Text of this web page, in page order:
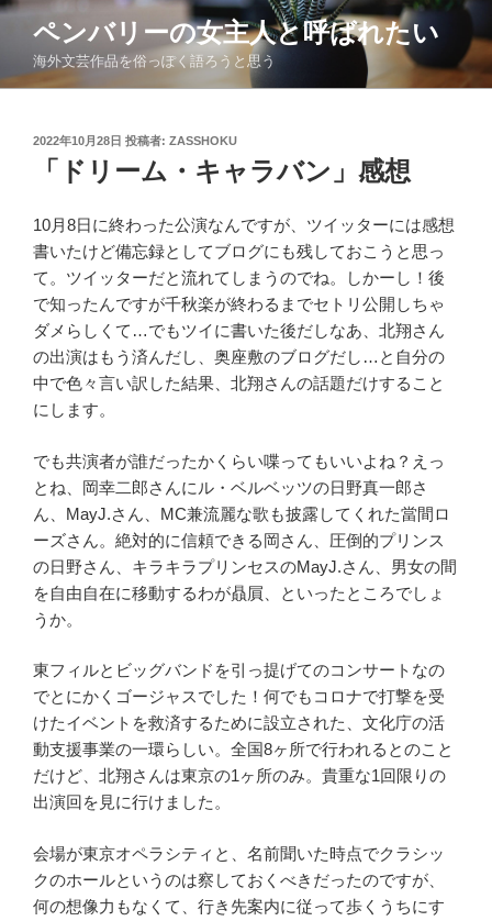
コ
ン
ペンバリーの女主人と呼ばれたい
海外文芸作品を俗っぽく語ろうと思う
投
2022年10月28日 投稿者: ZASSHOKU
「ドリーム・キャラバン」感想
10月8日に終わった公演なんですが、ツイッターには感想
書いたけど備忘録としてブログにも残しておこうと思っ
て。ツイッターだと流れてしまうのでね。しかーし！後
で知ったんですが千秋楽が終わるまでセトリ公開しちゃ
ダメらしくて …でもツイに書いた後だしなあ、北翔さん
の出演はもう済んだし、奥座敷のブログだし … と自分の
中で色々言い訳した結果、北翔さんの話題だけすること
にします。
でも共演者が誰だったかくらい喋ってもいいよね？えっ
とね、岡幸二郎さんにル・ベルベッツの日野真一郎さ
ん、 MayJ.さん、 MC兼流麗な歌も披露してくれた當間ロ
ーズさん。絶対的に信頼できる岡さん、圧倒的プリンス
の日野さん、キラキラプリンセスのMayJ.さん、男女の間
を自由自在に移動するわが贔屓、といったところでしょ
うか。
東フィルとビッグバンドを引っ提げてのコンサートなの
でとにかくゴージャスでした！何でもコロナで打撃を受
けたイベントを救済するために設立された、文化庁の活
動支援事業の一環らしい。全国8ヶ所で行われるとのこと
だけど、北翔さんは東京の1ヶ所のみ。貴重な1回限りの
出演回を見に行けました。
会場が東京オペラシティと、名前聞いた時点でクラシッ
クのホールというのは察しておくべきだったのですが、
何の想像力もなくて、行き先案内に従って歩くうちにす